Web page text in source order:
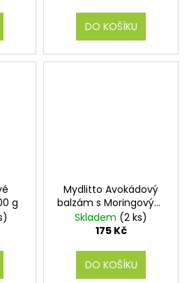
DO KOŠÍKU
g
Mydlitto Avokádový
balzám s Moringovým
olejem - sklo 25 ml
Skladem (2 ks)
175 Kč
DO KOŠÍKU